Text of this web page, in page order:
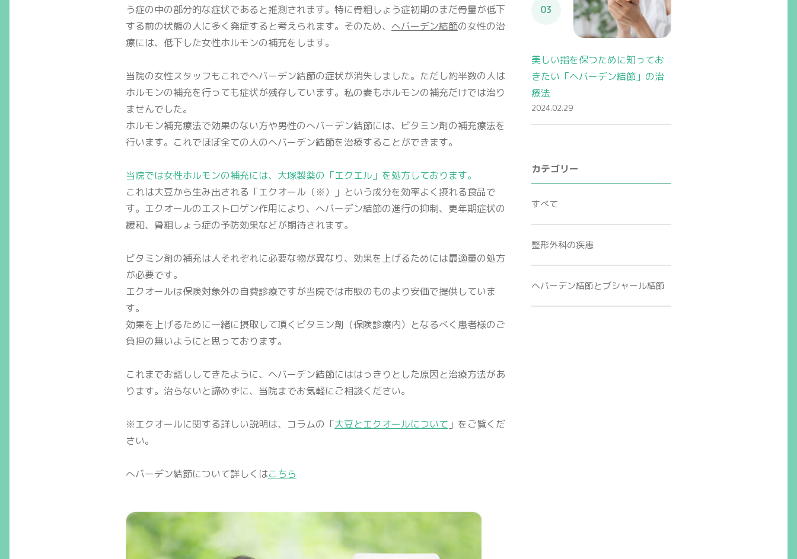
う症の中の部分的な症状であると推測されます。特に骨粗しょう症初期のまだ骨量が低下
する前の状態の人に多く発症すると考えられます。そのため、 へバーデン結節の女性の治
療には、低下した女性ホルモンの補充をします。
当院の女性スタッフもこれでヘバーデン結節の症状が消失しました。ただし約半数の人は
ホルモンの補充を行っても症状が残存しています。私の妻もホルモンの補充だけでは治り
ませんでした。
ホルモン補充療法で効果のない方や男性のへバーデン結節には、ビタミン剤の補充療法を
行います。これでほぼ全ての人のへバーデン結節を治療することができます。
当院では女性ホルモンの補充には、大塚製薬の「エクエル」を処方しております。
これは大豆から生み出される「エクオール（※）」という成分を効率よく摂れる食品で
す。エクオールのエストロゲン作用により、へバーデン結節の進行の抑制、更年期症状の
緩和、骨粗しょう症の予防効果などが期待されます。
ビタミン剤の補充は人それぞれに必要な物が異なり、効果を上げるためには最適量の処方
が必要です。
エクオールは保険対象外の自費診療ですが当院では市販のものより安価で提供していま
す。
効果を上げるために一緒に摂取して頂くビタミン剤（保険診療内）となるべく患者様のご
負担の無いようにと思っております。
これまでお話ししてきたように、ヘバーデン結節にははっきりとした原因と治療方法があ
ります。治らないと諦めずに、当院までお気軽にご相談ください。
※エクオールに関する詳しい説明は、コラムの「大豆とエクオールについて 」をご覧くだ
さい。
へバーデン結節について詳しくはこちら
03
美しい指を保つために知ってお
きたい「ヘバーデン結節」の治
療法
2024.02.29
カテゴリー
すべて
整形外科の疾患
ヘバーデン結節とブシャール結節